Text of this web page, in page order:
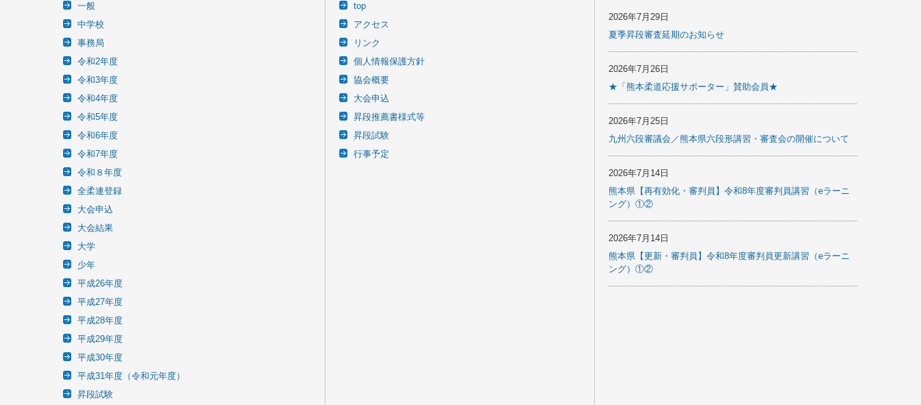
一般
中学校
事務局
令和2年度
令和3年度
令和4年度
令和5年度
令和6年度
令和7年度
令和８年度
全柔連登録
大会申込
大会結果
大学
少年
平成26年度
平成27年度
平成28年度
平成29年度
平成30年度
平成31年度（令和元年度）
昇段試験
top
アクセス
リンク
個人情報保護方針
協会概要
大会申込
昇段推薦書様式等
昇段試験
行事予定
2026年7月29日
夏季昇段審査延期のお知らせ
2026年7月26日
★「熊本柔道応援サポーター」賛助会員★
2026年7月25日
九州六段審議会／熊本県六段形講習・審査会の開催について
2026年7月14日
熊本県【再有効化・審判員】令和8年度審判員講習（eラーニ
ング）①②
2026年7月14日
熊本県【更新・審判員】令和8年度審判員更新講習（eラーニ
ング）①②